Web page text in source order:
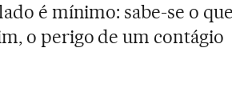
é mínimo: sabe-se o que
o perigo de um contágio